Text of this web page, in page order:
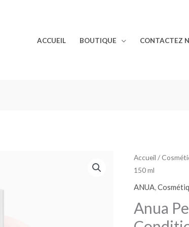
ACCUEIL BOUTIQUE CONTACTEZ
Accueil /
150 ml
ANUA,
Anua
quantité
de
Anua
77